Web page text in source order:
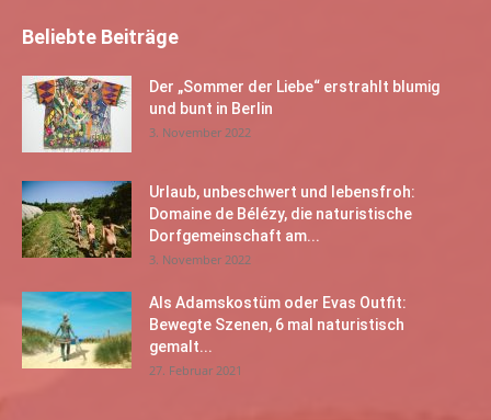
Beliebte Beiträge
Der „Sommer der Liebe“ erstrahlt blumig
und bunt in Berlin
3. November 2022
Urlaub, unbeschwert und lebensfroh:
Domaine de Bélézy, die naturistische
Dorfgemeinschaft am...
3. November 2022
Als Adamskostüm oder Evas Outfit:
Bewegte Szenen, 6 mal naturistisch
gemalt...
27. Februar 2021